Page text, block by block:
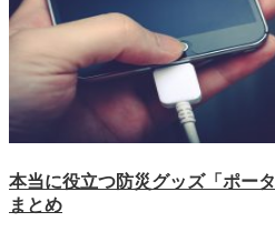
本当に役立つ防災グッズ「ポー
まとめ